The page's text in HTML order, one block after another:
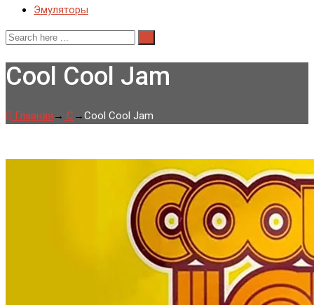
Эмуляторы
Cool Cool Jam
Главная → C →Cool Cool Jam